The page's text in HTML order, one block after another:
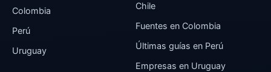
Colombia
Perú
Uruguay
Chile
Fuentes en Colombia
Últimas guías en Perú
Empresas en Uruguay